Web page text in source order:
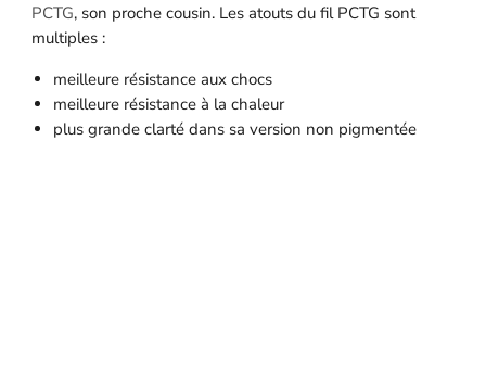
PCTG, son proche cousin. Les atouts du fil PCTG sont
multiples :
meilleure résistance aux chocs
meilleure résistance à la chaleur
plus grande clarté dans sa version non pigmentée